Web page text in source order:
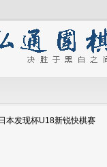
本发现杯U18新锐快棋赛